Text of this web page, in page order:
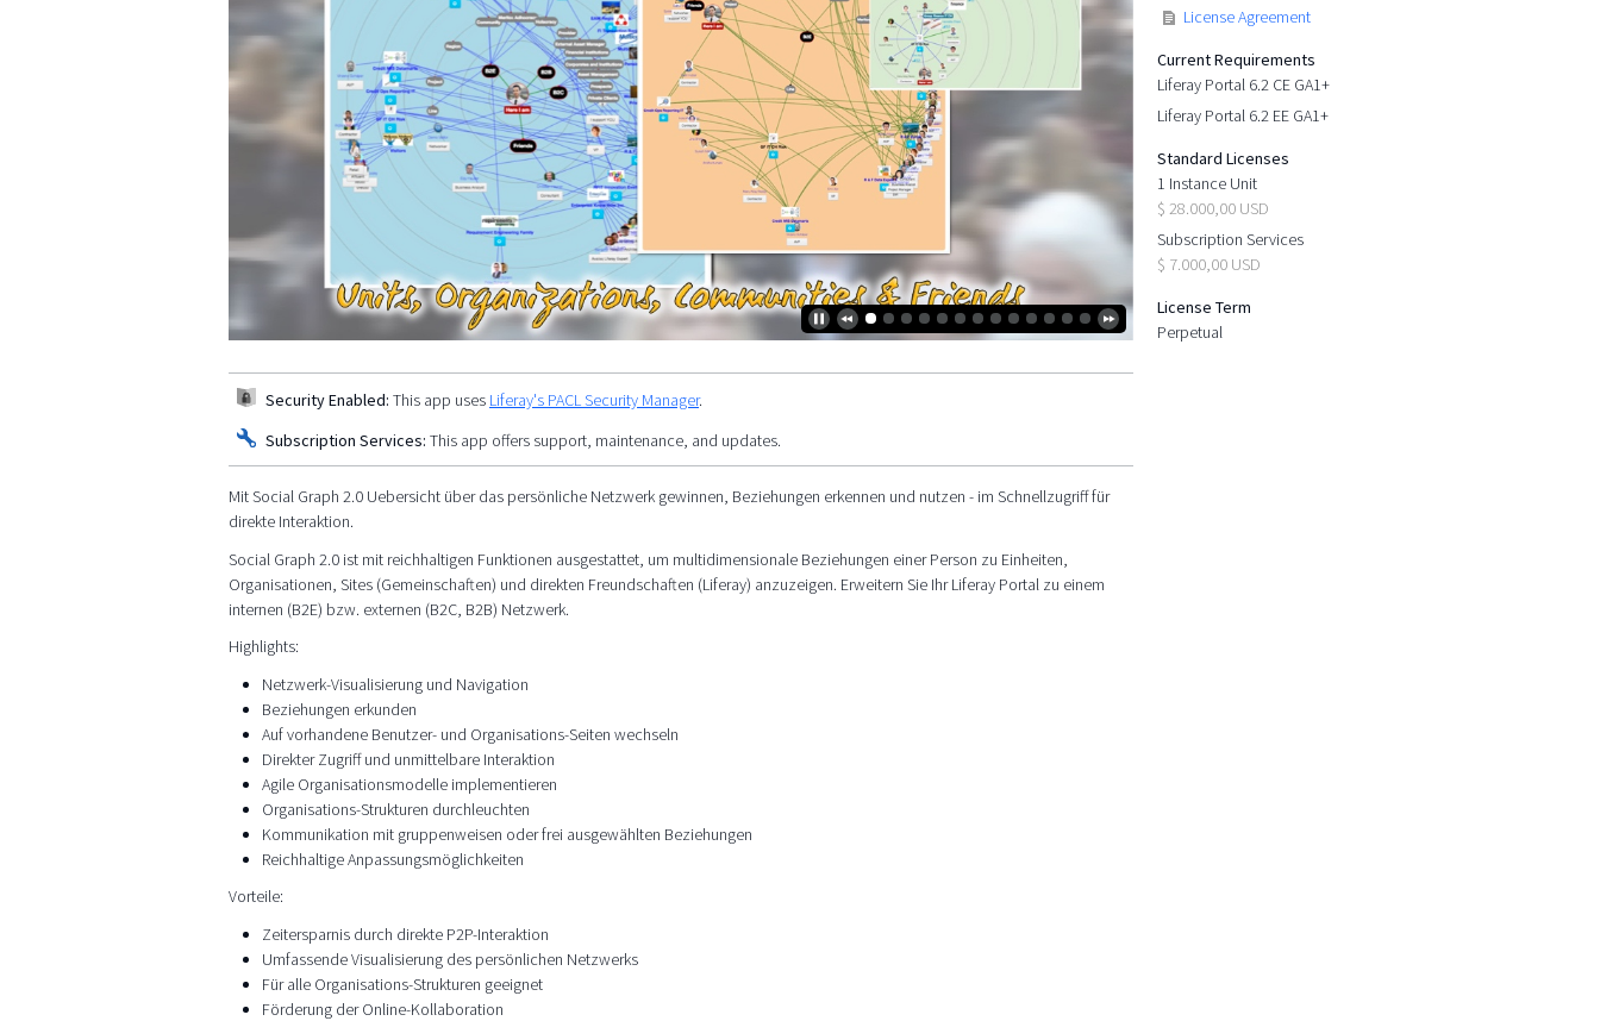
License Agreement
Current Requirements
Liferay Portal 6.2 CE GA1+
Liferay Portal 6.2 EE GA1+
Standard Licenses
1 Instance Unit
$ 28.000,00 USD
Subscription Services
$ 7.000,00 USD
License Term
Perpetual
Security Enabled: This app uses Liferay's PACL Security Manager.
Subscription Services: This app offers support, maintenance, and updates.
Mit Social Graph 2.0 Uebersicht über das persönliche Netzwerk gewinnen, Beziehungen erkennen und nutzen - im Schnellzugriff für
direkte Interaktion.
Social Graph 2.0 ist mit reichhaltigen Funktionen ausgestattet, um multidimensionale Beziehungen einer Person zu Einheiten,
Organisationen, Sites (Gemeinschaften) und direkten Freundschaften (Liferay) anzuzeigen. Erweitern Sie Ihr Liferay Portal zu einem
internen (B2E) bzw. externen (B2C, B2B) Netzwerk.
Highlights:
Netzwerk-Visualisierung und Navigation
Beziehungen erkunden
Auf vorhandene Benutzer- und Organisations-Seiten wechseln
Direkter Zugriff und unmittelbare Interaktion
Agile Organisationsmodelle implementieren
Organisations-Strukturen durchleuchten
Kommunikation mit gruppenweisen oder frei ausgewählten Beziehungen
Reichhaltige Anpassungsmöglichkeiten
Vorteile:
Zeitersparnis durch direkte P2P-Interaktion
Umfassende Visualisierung des persönlichen Netzwerks
Für alle Organisations-Strukturen geeignet
Förderung der Online-Kollaboration